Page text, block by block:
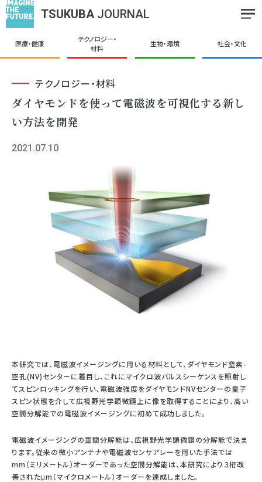
TSUKUBA JOURNAL
医療・健康
テクノロジー・
材料
生物・環境 社会・文化
テクノロジー・材料
ダイヤモンドを使って電磁波を可視化する新し
い方法を開発
2021.07.10
本研究では、電磁波イメージングに用いる材料として、ダイヤモンド窒素-
空孔(NV)センターに着目し、これにマイクロ波パルスシーケンスを照射し
てスピンロッキングを行い、電磁波強度をダイヤモンドNVセンターの量子
スピン状態を介して広視野光学顕微鏡上に像を取得することにより、高い
空間分解能での電磁波イメージングに初めて成功しました。
電磁波イメージングの空間分解能は、広視野光学顕微鏡の分解能で決ま
ります。従来の微小アンテナや電磁波センサアレーを用いた手法では
mm（ミリメートル）オーダーであった空間分解能は、本研究により３桁改
善されたμm（マイクロメートル）オーダーを達成しました。